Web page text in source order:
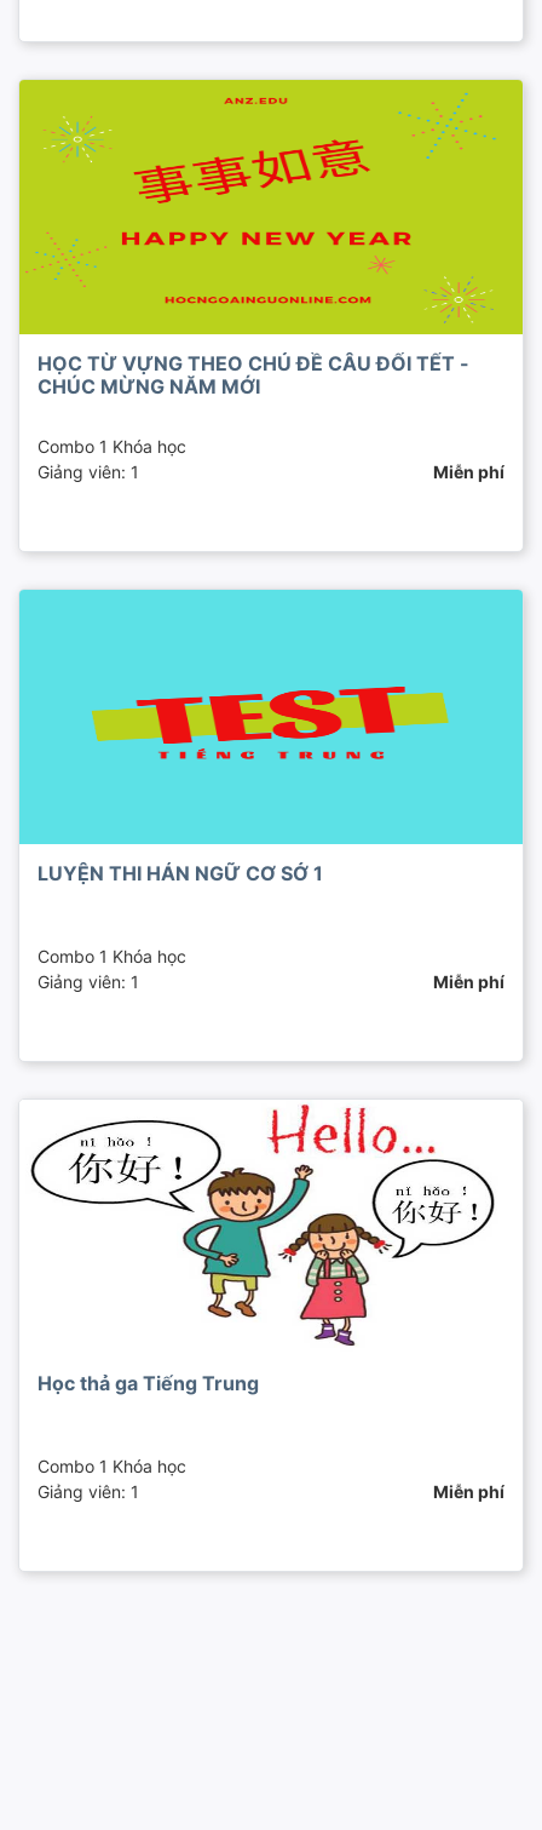
HỌC TỪ VỰNG THEO CHỦ ĐỀ CÂU ĐỐI TẾT -
CHÚC MỪNG NĂM MỚI
Combo 1 Khóa học
Giảng viên: 1
Miễn phí
LUYỆN THI HÁN NGỮ CƠ SỞ 1
Combo 1 Khóa học
Giảng viên: 1
Miễn phí
Học thả ga Tiếng Trung
Combo 1 Khóa học
Giảng viên: 1
Miễn phí